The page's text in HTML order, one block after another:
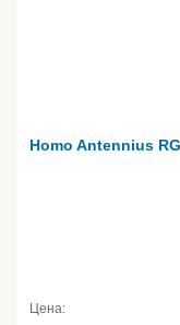
Homo Antennius
Цена: